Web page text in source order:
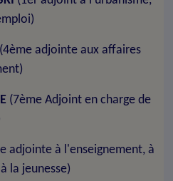
(4ème adjointe aux affaires
(7ème Adjoint en charge de
adjointe à l'enseignement, à
la jeunesse)